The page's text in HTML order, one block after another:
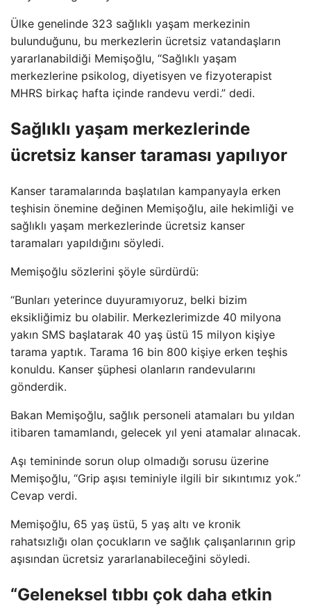
Ülke genelinde 323 sağlıklı yaşam merkezinin
bulunduğunu, bu merkezlerin ücretsiz vatandaşların
yararlanabildiği Memişoğlu, “Sağlıklı yaşam
merkezlerine psikolog, diyetisyen ve fizyoterapist
MHRS birkaç hafta içinde randevu verdi.” dedi.
Sağlıklı yaşam merkezlerinde
ücretsiz kanser taraması yapılıyor
Kanser taramalarında başlatılan kampanyayla erken
teşhisin önemine değinen Memişoğlu, aile hekimliği ve
sağlıklı yaşam merkezlerinde ücretsiz kanser
taramaları yapıldığını söyledi.
Memişoğlu sözlerini şöyle sürdürdü:
“Bunları yeterince duyuramıyoruz, belki bizim
eksikliğimiz bu olabilir. Merkezlerimizde 40 milyona
yakın SMS başlatarak 40 yaş üstü 15 milyon kişiye
tarama yaptık. Tarama 16 bin 800 kişiye erken teşhis
konuldu. Kanser şüphesi olanların randevularını
gönderdik.
Bakan Memişoğlu, sağlık personeli atamaları bu yıldan
itibaren tamamlandı, gelecek yıl yeni atamalar alınacak.
Aşı temininde sorun olup olmadığı sorusu üzerine
Memişoğlu, “Grip aşısı teminiyle ilgili bir sıkıntımız yok.”
Cevap verdi.
Memişoğlu, 65 yaş üstü, 5 yaş altı ve kronik
rahatsızlığı olan çocukların ve sağlık çalışanlarının grip
aşısından ücretsiz yararlanabileceğini söyledi.
“Geleneksel tıbbı çok daha etkin